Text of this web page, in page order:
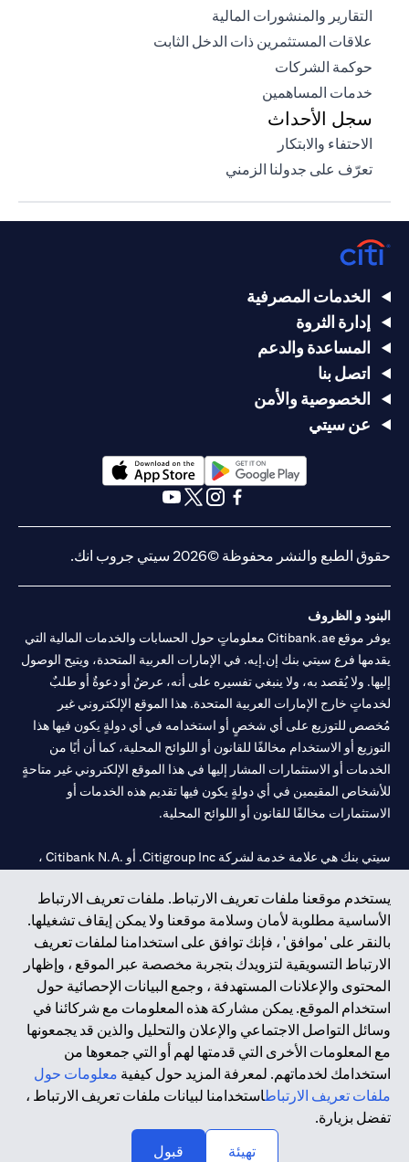
التقارير والمنشورات المالية
علاقات المستثمرين ذات الدخل الثابت
حوكمة الشركات
خدمات المساهمين
سجل الأحداث
الاحتفاء والابتكار
تعرّف على جدولنا الزمني
يستخدم موقعنا ملفات تعريف الارتباط. ملفات تعريف الارتباط
الأساسية مطلوبة لأمان وسلامة موقعنا ولا يمكن إيقاف تشغيلها.
بالنقر على 'موافق' ، فإنك توافق على استخدامنا لملفات تعريف
الارتباط التسويقية لتزويدك بتجربة مخصصة عبر الموقع ، وإظهار
المحتوى والإعلانات المستهدفة ، وجمع البيانات الإحصائية حول
استخدام الموقع. يمكن مشاركة هذه المعلومات مع شركائنا في
وسائل التواصل الاجتماعي والإعلان والتحليل والذين قد يجمعونها
مع المعلومات الأخرى التي قدمتها لهم أو التي جمعوها من
استخدامك لخدماتهم. لمعرفة المزيد حول كيفية معلومات حول
ملفات تعريف الارتباطاستخدامنا لبيانات ملفات تعريف الارتباط ،
تفضل بزيارة.
تهيئة
قبول
الخدمات المصرفية
إدارة الثروة
المساعدة والدعم
اتصل بنا
الخصوصية والأمن
عن سيتي
(opens in a new tab)
حقوق الطبع والنشر محفوظة ©2026 سيتي جروب انك.
البنود و الظروف
يوفر موقع Citibank.ae معلوماتٍ حول الحسابات والخدمات المالية التي
يقدمها فرع سيتي بنك إن.إيه. في الإمارات العربية المتحدة، ويتيح الوصول
إليها. ولا يُقصد به، ولا ينبغي تفسيره على أنه، عرضٌ أو دعوةٌ أو طلبٌ
لخدماتٍ خارج الإمارات العربية المتحدة. هذا الموقع الإلكتروني غير
مُخصص للتوزيع على أي شخصٍ أو استخدامه في أي دولةٍ يكون فيها هذا
التوزيع أو الاستخدام مخالفًا للقانون أو اللوائح المحلية، كما أن أيًا من
الخدمات أو الاستثمارات المشار إليها في هذا الموقع الإلكتروني غير متاحةٍ
للأشخاص المقيمين في أي دولةٍ يكون فيها تقديم هذه الخدمات أو
الاستثمارات مخالفًا للقانون أو اللوائح المحلية.
سيتي بنك هي علامة خدمة لشركة Citigroup Inc. أو .Citibank N.A ،
سيتي بنك إن. إيه. الإمارات مسجل لدى مصرف الإمارات المركزي تحت
أرقام التراخيص 202563 لفرع الوصل في دبي، 531989 لفرع مول
الإمارات في دبي، وCN-1002019لفرع أبوظبي. هاتف: 4000 311 04.
فرع سيتي بنك إن إيه - الإمارات العربية المتحدة مرخص من مصرف
الإمارات العربية المتحدة المركزي كفرع لبنك أجنبي.
سيتي بنك إن إيه الإمارات العربية المتحدة مرخص من هيئة الأوراق المالية
والسلع في الإمارات العربية المتحدة ("SCA") للقيام بالنشاط المالي لـ أ)
الاستشارات المالية والتعريف والترويج بموجب ترخيص رقم
20200000097 ب) وسيط تداول في الأسواق الدولية بموجب ترخيص